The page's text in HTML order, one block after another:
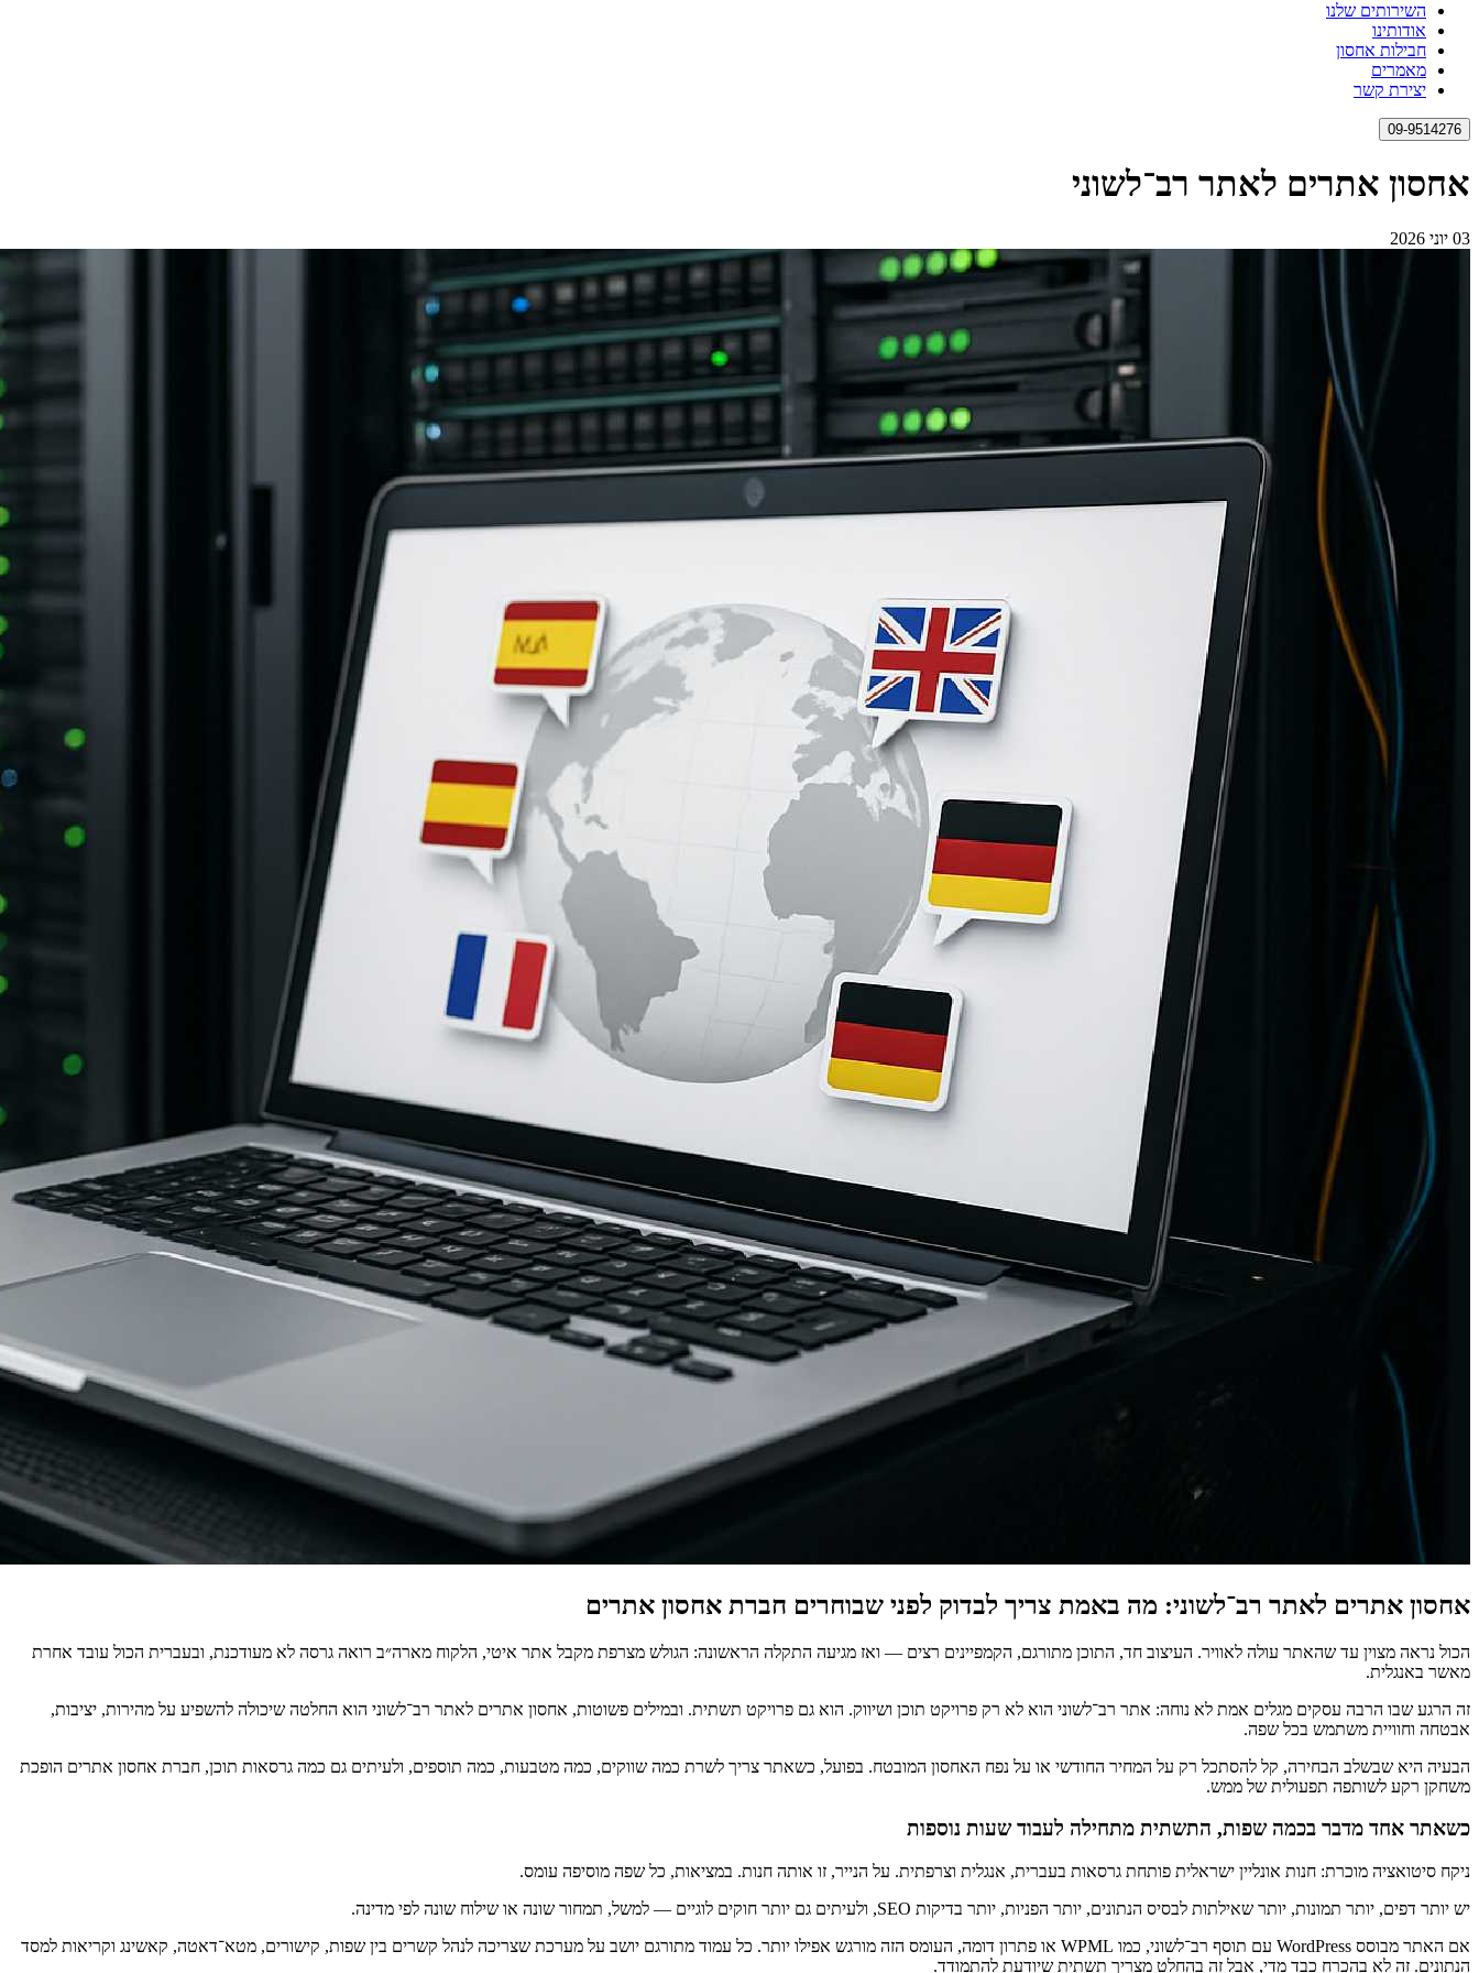
השירותים שלנו
אודותינו
חבילות אחסון
מאמרים
יצירת קשר
09-9514276
אחסון אתרים לאתר רב־לשוני
03 יוני 2026
אחסון אתרים לאתר רב־לשוני: מה באמת צריך לבדוק לפני שבוחרים חברת אחסון אתרים
הכול נראה מצוין עד שהאתר עולה לאוויר. העיצוב חד, התוכן מתורגם, הקמפיינים רצים — ואז מגיעה התקלה הראשונה: הגולש מצרפת מקבל אתר איטי, הלקוח מארה״ב רואה גרסה לא מעודכנת, ובעברית הכול עובד אחרת
מאשר באנגלית.
זה הרגע שבו הרבה עסקים מגלים אמת לא נוחה: אתר רב־לשוני הוא לא רק פרויקט תוכן ושיווק. הוא גם פרויקט תשתית. ובמילים פשוטות, אחסון אתרים לאתר רב־לשוני הוא החלטה שיכולה להשפיע על מהירות, יציבות,
אבטחה וחוויית משתמש בכל שפה.
הבעיה היא שבשלב הבחירה, קל להסתכל רק על המחיר החודשי או על נפח האחסון המובטח. בפועל, כשאתר צריך לשרת כמה שווקים, כמה מטבעות, כמה תוספים, ולעיתים גם כמה גרסאות תוכן, חברת אחסון אתרים הופכת
משחקן רקע לשותפה תפעולית של ממש.
כשאתר אחד מדבר בכמה שפות, התשתית מתחילה לעבוד שעות נוספות
ניקח סיטואציה מוכרת: חנות אונליין ישראלית פותחת גרסאות בעברית, אנגלית וצרפתית. על הנייר, זו אותה חנות. במציאות, כל שפה מוסיפה עומס.
יש יותר דפים, יותר תמונות, יותר שאילתות לבסיס הנתונים, יותר הפניות, יותר בדיקות SEO, ולעיתים גם יותר חוקים לוגיים — למשל, תמחור שונה או שילוח שונה לפי מדינה.
אם האתר מבוסס WordPress עם תוסף רב־לשוני, כמו WPML או פתרון דומה, העומס הזה מורגש אפילו יותר. כל עמוד מתורגם יושב על מערכת שצריכה לנהל קשרים בין שפות, קישורים, מטא־דאטה, קאשינג וקריאות למסד
הנתונים. זה לא בהכרח כבד מדי, אבל זה בהחלט מצריך תשתית שיודעת להתמודד.